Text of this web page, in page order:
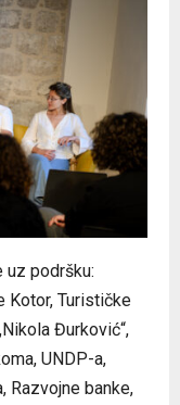
uz podršku:
Kotor, Turističke
Đurković“,
UNDP-a,
Razvojne banke,